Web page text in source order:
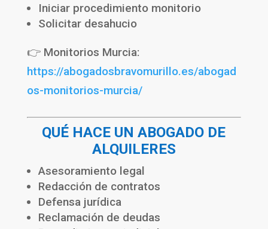
Iniciar procedimiento monitorio
Solicitar desahucio
👉 Monitorios Murcia:
https://abogadosbravomurillo.es/abogad
os-monitorios-murcia/
QUÉ HACE UN ABOGADO DE
ALQUILERES
Asesoramiento legal
Redacción de contratos
Defensa jurídica
Reclamación de deudas